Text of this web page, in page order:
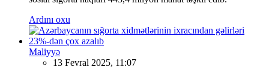
Ardını oxu
Maliyyə
13 Fevral 2025, 11:07